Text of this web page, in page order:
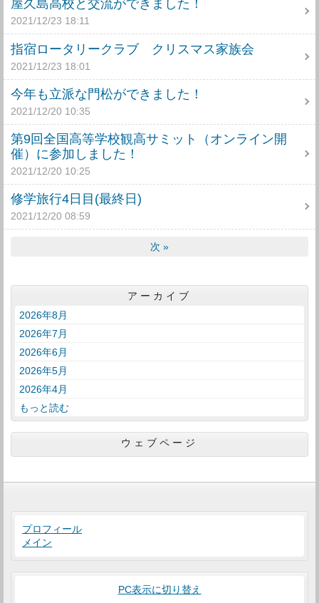
屋久島高校と交流ができました！
2021/12/23 18:11
指宿ロータリークラブ クリスマス家族会
2021/12/23 18:01
今年も立派な門松ができました！
2021/12/20 10:35
第9回全国高等学校観高サミット（オンライン開
催）に参加しました！
2021/12/20 10:25
修学旅行4日目(最終日)
2021/12/20 08:59
次 »
アーカイブ
2026年8月
2026年7月
2026年6月
2026年5月
2026年4月
もっと読む
ウェブページ
プロフィール
メイン
PC表示に切り替え